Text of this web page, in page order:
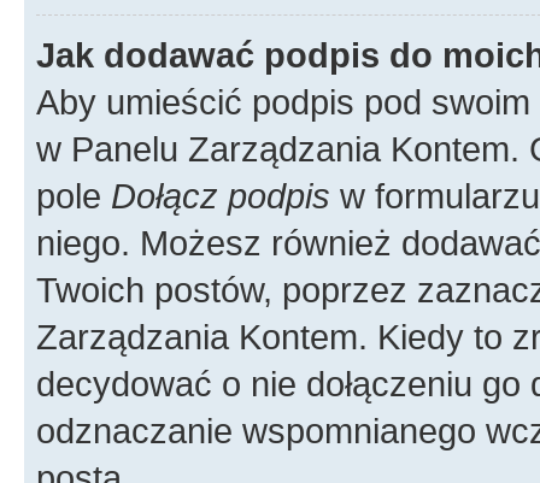
Jak dodawać podpis do
Aby umieścić podpis pod
w Panelu Zarządzania
pole Dołącz podpis w
niego. Możesz również
Twoich postów, poprzez
Zarządzania Kontem. Kiedy to
decydować o nie dołączeniu
odznaczanie wspomnianego